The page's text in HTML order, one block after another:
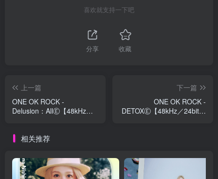
喜欢就支持一下吧
分享 收藏
上一篇
ONE OK ROCK -
Delusion：AllⒺ【48kHz／
下一篇
ONE OK ROCK -
DETOXⒺ【48kHz／24bit】
相关推荐